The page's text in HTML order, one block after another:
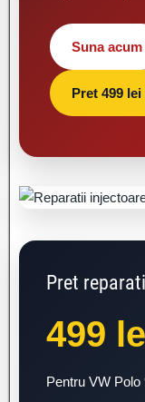
Suna acum
Pret 499
Pret
499
Pentru VW